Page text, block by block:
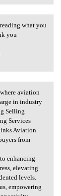
I
what you
you
aviation
in industry
Selling
Services
Aviation
from
enhancing
elevating
levels.
empowering